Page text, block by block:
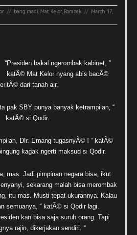
// bang madi Mat Kelor, Rombak // March 17,
“Presiden bakal ngerombak kabinet, ”
katÃ© Mat Kelor nyang abis bacÃ©
dari tanah air.
pak SBY punya banyak ketrampilan, “
katÃ© si Qodir.
DIr. Emang tugasnyÃ© ! “ katÃ©
kagak ngerti maksud si Qodir.
mas. Jadi pimpinan negara bisa, ikut
sekarang malah bisa merombak
itu mas. Musti tepat ukurannya. Kalau
semuanya, “ katÃ© si Qodir lagi.
kan bisa saja suruh orang. Tapi
rajin, dikerjakan sendiri. “